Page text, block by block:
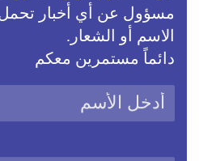
مسؤول عن أي أخبار
الاسم أو الشعار.
دائماً مستمرين معكم